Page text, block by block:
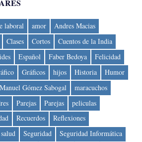
laboral amor
Andres Macias
Clases Cortos
Cuentos de la India
Español Faber Bedoya
Felicidad
Gráficos hijos Historia
Humor
Manuel Gómez Sabogal
maracuchos
Parejas Parejas
peliculas
Recuerdos
Reflexiones
salud Seguridad
Seguridad Informática